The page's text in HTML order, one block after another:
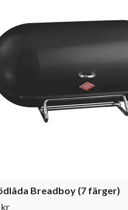
Breadboy (7 färger)